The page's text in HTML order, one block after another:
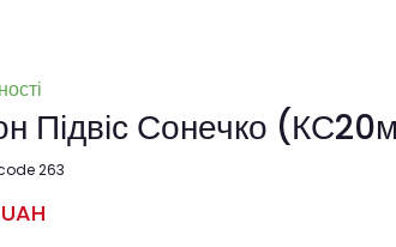
Підвіс Сонечко
263